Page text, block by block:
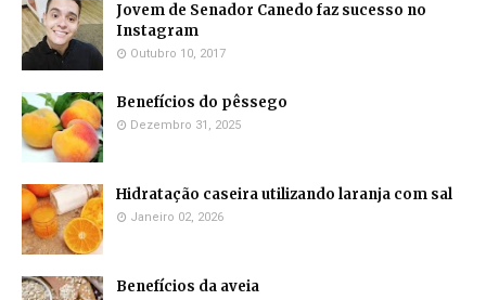
Jovem de Senador Canedo faz sucesso no
Instagram
Outubro 10, 2017
Benefícios do pêssego
Dezembro 31, 2025
Hidratação caseira utilizando laranja com sal
Janeiro 02, 2026
Benefícios da aveia